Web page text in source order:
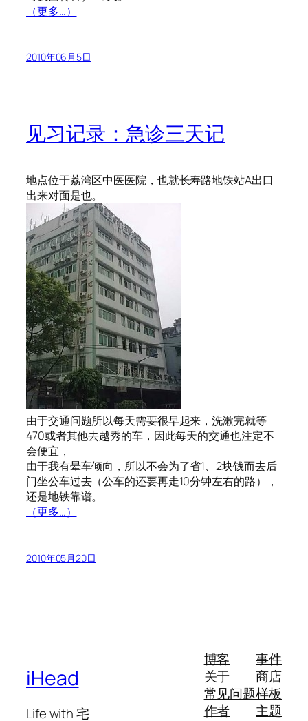
（更多…）
2010年06月5日
见习记录：急诊三天记
地点位于荔湾区中医医院，也就长寿路地铁站A出口
出来对面是也。
由于交通问题所以每天需要很早起来，洗漱完就等
470或者其他去越秀的车，因此每天的交通也注定不
会便宜，
由于我有晕车倾向，所以不会为了省1、2块钱而去后
门坐公车过去（公车的还要再走10分钟左右的路），
还是地铁靠谱。
（更多…）
2010年05月20日
iHead
Life with 宅
博客
关于
常见问题
作者
事件
商店
样板
主题